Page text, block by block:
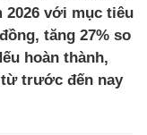
2026 với mục tiêu
tăng 27% so
hoàn thành,
trước đến nay